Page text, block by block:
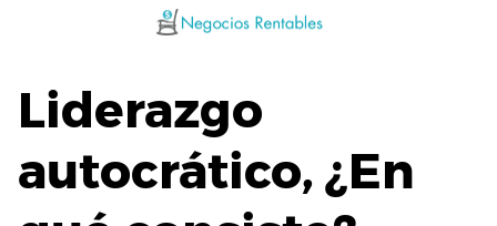
Liderazgo
autocrático, ¿En